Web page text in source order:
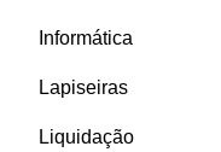
Informática
Lapiseiras
Liquidação